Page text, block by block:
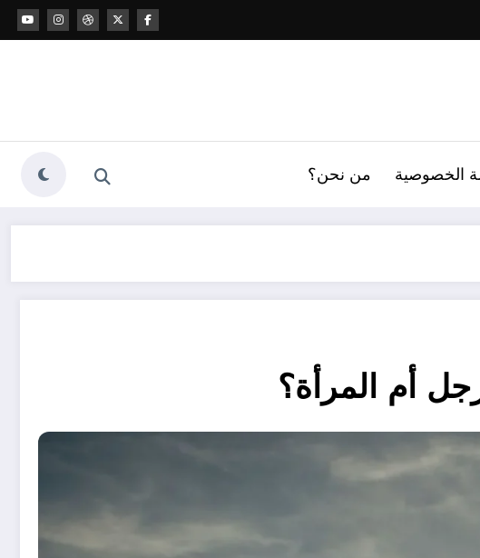
الخصوصية من نحن؟
أم المرأة؟